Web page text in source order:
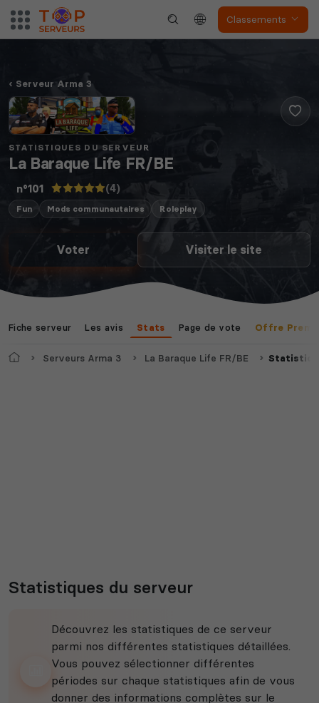
Classements
Serveur Arma 3
STATISTIQUES DU SERVEUR
La Baraque Life FR/BE
n°101 (4)
Fun Mods communautaires Roleplay
Voter Visiter le site
Fiche serveur Les avis Stats Page de vote Offre
AccueilServeurs Arma 3 La Baraque Life FR/BE
Statistiques du serveur
Découvrez les statistiques de ce serveur
parmi nos différentes statistiques détaillées.
Vous pouvez sélectionner différentes
périodes sur chaque statistiques afin de vous
donner des informations complètes sur le